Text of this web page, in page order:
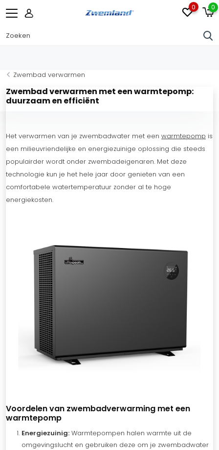
0 0
Zwembad verwarmen
Zwembad verwarmen met een warmtepomp:
duurzaam en efficiënt
Het verwarmen van je zwembadwater met een warmtepomp is
een milieuvriendelijke en energiezuinige oplossing die steeds
populairder wordt onder zwembadeigenaren. Met deze
technologie kun je het hele jaar door genieten van een
comfortabele watertemperatuur zonder al te hoge
energiekosten.
Voordelen van zwembadverwarming met een
warmtepomp
Energiezuinig: Warmtepompen halen warmte uit de
omgevingslucht en gebruiken deze om je zwembadwater